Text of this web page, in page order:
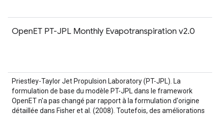
OpenET PT-JPL Monthly Evapotranspiration v2.0
Priestley-Taylor Jet Propulsion Laboratory (PT-JPL). La
formulation de base du modèle PT-JPL dans le framework
OpenET n'a pas changé par rapport à la formulation d'origine
détaillée dans Fisher et al. (2008). Toutefois, des améliorations